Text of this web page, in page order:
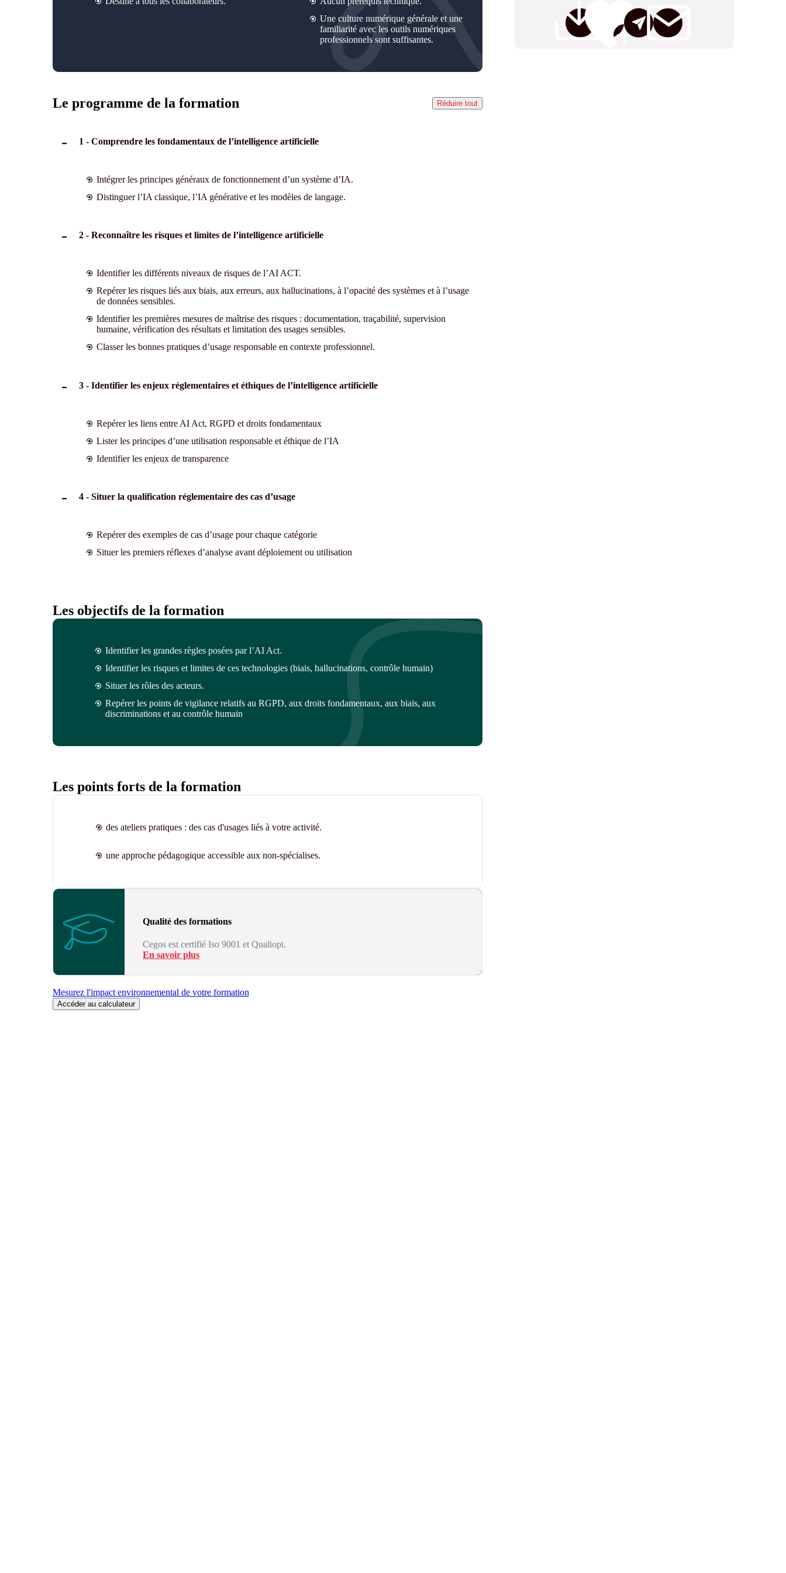
Une culture numérique générale et une
familiarité avec les outils numériques
professionnels sont suffisantes.
Le programme de la formation Réduire tout
1 - Comprendre les fondamentaux de l’intelligence artificielle
Intégrer les principes généraux de fonctionnement d’un système d’IA.
Distinguer l’IA classique, l’IA générative et les modèles de langage.
2 - Reconnaître les risques et limites de l’intelligence artificielle
Identifier les différents niveaux de risques de l’AI ACT.
Repérer les risques liés aux biais, aux erreurs, aux hallucinations, à l’opacité des systèmes et à l’usage
de données sensibles.
Identifier les premières mesures de maîtrise des risques : documentation, traçabilité, supervision
humaine, vérification des résultats et limitation des usages sensibles.
Classer les bonnes pratiques d’usage responsable en contexte professionnel.
3 - Identifier les enjeux réglementaires et éthiques de l’intelligence artificielle
Repérer les liens entre AI Act, RGPD et droits fondamentaux
Lister les principes d’une utilisation responsable et éthique de l’IA
Identifier les enjeux de transparence
4 - Situer la qualification réglementaire des cas d’usage
Repérer des exemples de cas d’usage pour chaque catégorie
Situer les premiers réflexes d’analyse avant déploiement ou utilisation
Les objectifs de la formation
Identifier les grandes règles posées par l’AI Act.
Identifier les risques et limites de ces technologies (biais, hallucinations, contrôle humain)
Situer les rôles des acteurs.
Repérer les points de vigilance relatifs au RGPD, aux droits fondamentaux, aux biais, aux
discriminations et au contrôle humain
Les points forts de la formation
des ateliers pratiques : des cas d'usages liés à votre activité.
une approche pédagogique accessible aux non-spécialises.
Qualité des formations
Cegos est certifié Iso 9001 et Qualiopi.
En savoir plus
Mesurez l'impact environnemental de votre formation
Accéder au calculateur